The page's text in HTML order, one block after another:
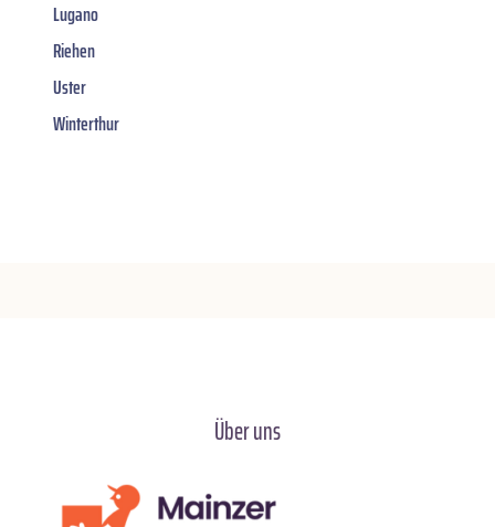
Lugano
Riehen
Uster
Winterthur
Über uns